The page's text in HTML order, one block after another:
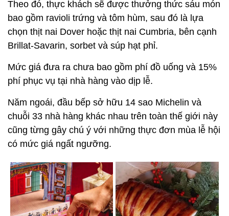
Theo đó, thực khách sẽ được thưởng thức sáu món
bao gồm ravioli trứng và tôm hùm, sau đó là lựa
chọn thịt nai Dover hoặc thịt nai Cumbria, bên cạnh
Brillat-Savarin, sorbet và súp hạt phỉ.
Mức giá đưa ra chưa bao gồm phí đồ uống và 15%
phí phục vụ tại nhà hàng vào dịp lễ.
Năm ngoái, đầu bếp sở hữu 14 sao Michelin và
chuỗi 33 nhà hàng khác nhau trên toàn thế giới này
cũng từng gây chú ý với những thực đơn mùa lễ hội
có mức giá ngất ngưỡng.